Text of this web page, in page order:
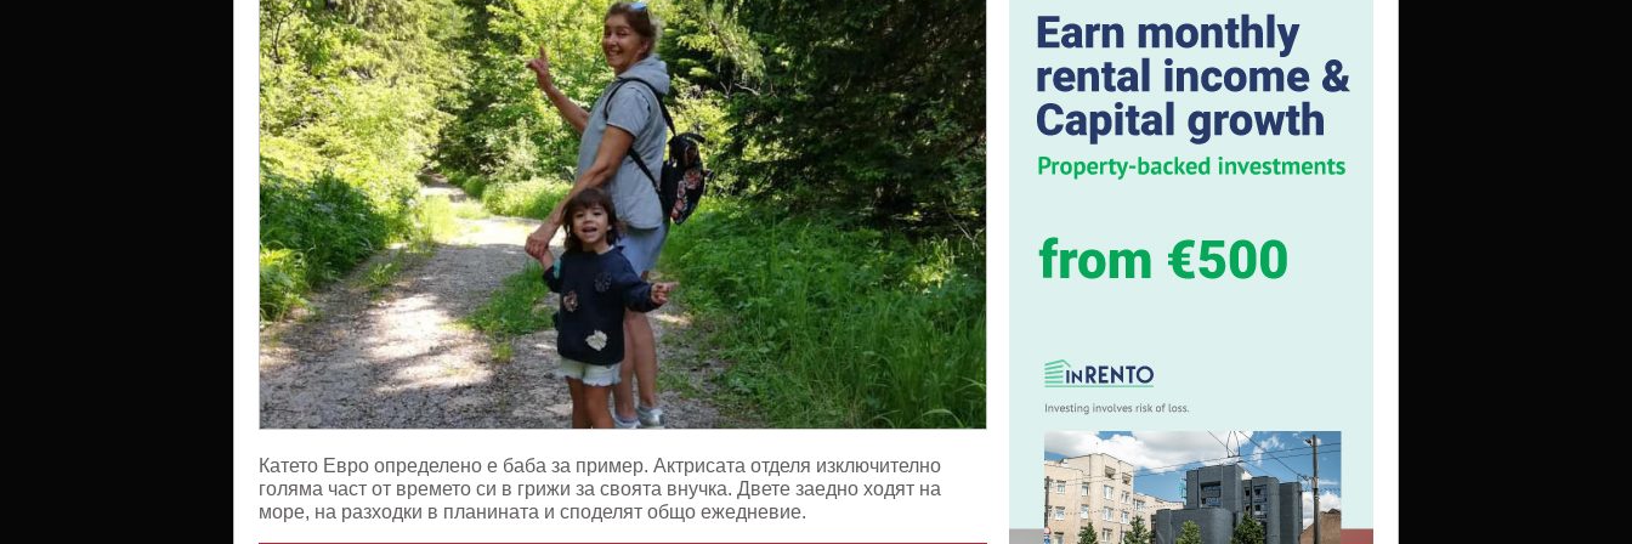
Катето Евро определено е баба за пример. Актрисата отделя изключително
голяма част от времето си в грижи за своята внучка. Двете заедно ходят на
море, на разходки в планината и споделят общо ежедневие.